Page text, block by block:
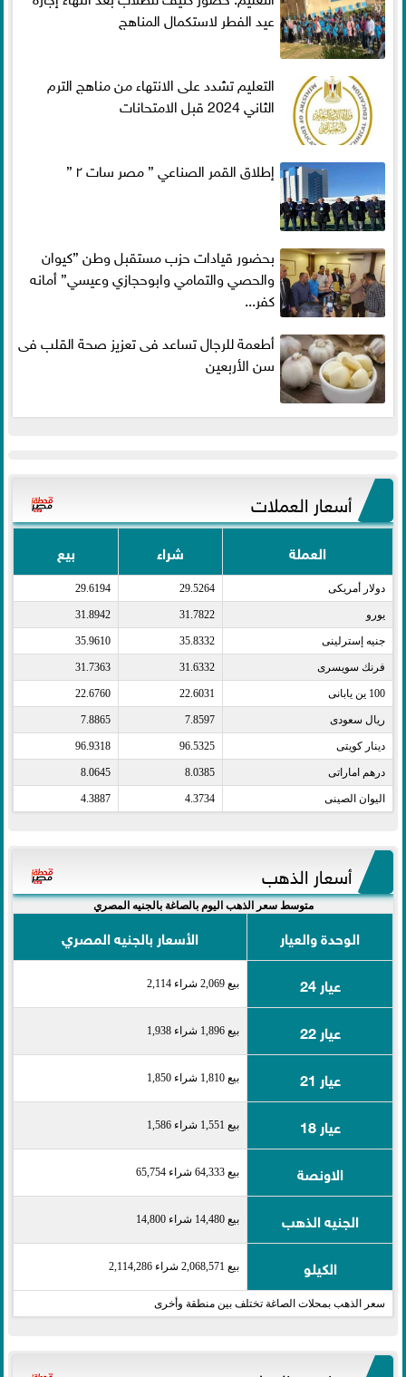
عيد الفطر لاستكمال المناهج
التعليم تشدد على الانتهاء من مناهج الترم
الثاني 2024 قبل الامتحانات
إطلاق القمر الصناعي ” مصر سات ٢ ”
بحضور قيادات حزب مستقبل وطن ”كيوان
والحصي والتمامي وابوحجازي وعيسي” أمانه
كفر...
أطعمة للرجال تساعد فى تعزيز صحة القلب فى
سن الأربعين
أسعار العملات
العملة شراء بيع
دولار أمريكى​ 29.5264
29.6194
يورو​ 31.7822
31.8942
جنيه إسترلينى​ 35.8332
35.9610
فرنك سويسرى​ 31.6332
31.7363
100 ين يابانى​ 22.6031
22.6760
ريال سعودى​ 7.8597
7.8865
دينار كويتى​ 96.5325
96.9318
درهم اماراتى​ 8.0385
8.0645
اليوان الصينى​ 4.3734
4.3887
أسعار الذهب
متوسط سعر الذهب اليوم بالصاغة بالجنيه المصري
الوحدة والعيار
الأسعار بالجنيه المصري
عيار 24
بيع 2,069 شراء 2,114
عيار 22 بيع 1,896 شراء 1,938
عيار 21 بيع 1,810 شراء 1,850
عيار 18 بيع 1,551 شراء 1,586
الاونصة بيع 64,333 شراء 65,754
الجنيه الذهب بيع 14,480 شراء 14,800
الكيلو بيع 2,068,571 شراء 2,114,286
سعر الذهب بمحلات الصاغة تختلف بين منطقة وأخرى